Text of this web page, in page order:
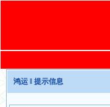
鸿运 ‖ 提示信息